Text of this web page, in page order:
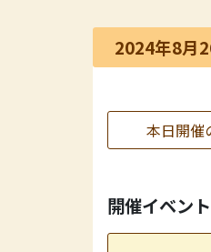
2024年8月
本日開催
開催イベント